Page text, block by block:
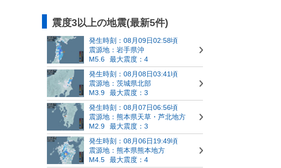
震度3以上の地震(最新5件)
発生時刻：08月09日02:58頃
震源地：岩手県沖
M5.6
最大震度：4
発生時刻：08月08日03:41頃
震源地：茨城県北部
M3.9
最大震度：3
発生時刻：08月07日06:56頃
震源地：熊本県天草・芦北地方
M2.9
最大震度：3
発生時刻：08月06日19:49頃
震源地：熊本県熊本地方
M4.5
最大震度：4